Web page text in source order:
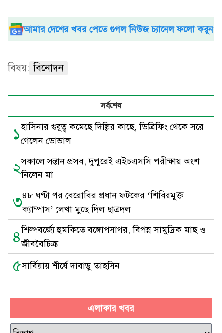
আমার দেশের খবর পেতে গুগল নিউজ চ্যানেল ফলো করুন
বিষয়: বিনোদন
সর্বশেষ
১হাসিনার গুরুত্ব কমেছে দিল্লির কাছে, ডিব্রিফিং থেকে সরে
গেলেন ডোভাল
২সকালে সন্তান প্রসব, দুপুরেই এইচএসসি পরীক্ষায় অংশ
নিলেন মা
৩৪৮ ঘণ্টা পর বেরোবির প্রধান ফটকের ‘শিবিরমুক্ত
ক্যাম্পাস’ লেখা মুছে দিল ছাত্রদল
৪শিল্পবর্জ্যে হুমকিতে বঙ্গোপসাগর, বিপন্ন সামুদ্রিক মাছ ও
জীববৈচিত্র্য
৫সার্বিয়ায় শীর্ষে দাবাড়ু তাহসিন
এলাকার খবর